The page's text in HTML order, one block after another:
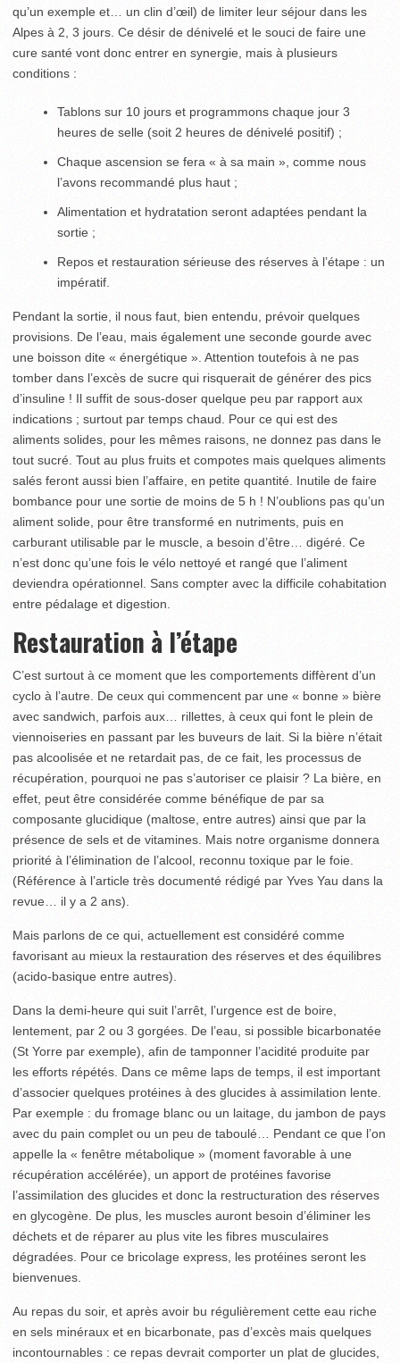
qu’un exemple et… un clin d’œil) de limiter leur séjour dans les
Alpes à 2, 3 jours. Ce désir de dénivelé et le souci de faire une
cure santé vont donc entrer en synergie, mais à plusieurs
conditions :
Tablons sur 10 jours et programmons chaque jour 3
heures de selle (soit 2 heures de dénivelé positif) ;
Chaque ascension se fera « à sa main », comme nous
l’avons recommandé plus haut ;
Alimentation et hydratation seront adaptées pendant la
sortie ;
Repos et restauration sérieuse des réserves à l’étape : un
impératif.
Pendant la sortie, il nous faut, bien entendu, prévoir quelques
provisions. De l’eau, mais également une seconde gourde avec
une boisson dite « énergétique ». Attention toutefois à ne pas
tomber dans l’excès de sucre qui risquerait de générer des pics
d’insuline ! Il suffit de sous-doser quelque peu par rapport aux
indications ; surtout par temps chaud. Pour ce qui est des
aliments solides, pour les mêmes raisons, ne donnez pas dans le
tout sucré. Tout au plus fruits et compotes mais quelques aliments
salés feront aussi bien l’affaire, en petite quantité. Inutile de faire
bombance pour une sortie de moins de 5 h ! N’oublions pas qu’un
aliment solide, pour être transformé en nutriments, puis en
carburant utilisable par le muscle, a besoin d’être… digéré. Ce
n’est donc qu’une fois le vélo nettoyé et rangé que l’aliment
deviendra opérationnel. Sans compter avec la difficile cohabitation
entre pédalage et digestion.
Restauration à l’étape
C’est surtout à ce moment que les comportements diffèrent d’un
cyclo à l’autre. De ceux qui commencent par une « bonne » bière
avec sandwich, parfois aux… rillettes, à ceux qui font le plein de
viennoiseries en passant par les buveurs de lait. Si la bière n’était
pas alcoolisée et ne retardait pas, de ce fait, les processus de
récupération, pourquoi ne pas s’autoriser ce plaisir ? La bière, en
effet, peut être considérée comme bénéfique de par sa
composante glucidique (maltose, entre autres) ainsi que par la
présence de sels et de vitamines. Mais notre organisme donnera
priorité à l’élimination de l’alcool, reconnu toxique par le foie.
(Référence à l’article très documenté rédigé par Yves Yau dans la
revue… il y a 2 ans).
Mais parlons de ce qui, actuellement est considéré comme
favorisant au mieux la restauration des réserves et des équilibres
(acido-basique entre autres).
Dans la demi-heure qui suit l’arrêt, l’urgence est de boire,
lentement, par 2 ou 3 gorgées. De l’eau, si possible bicarbonatée
(St Yorre par exemple), afin de tamponner l’acidité produite par
les efforts répétés. Dans ce même laps de temps, il est important
d’associer quelques protéines à des glucides à assimilation lente.
Par exemple : du fromage blanc ou un laitage, du jambon de pays
avec du pain complet ou un peu de taboulé… Pendant ce que l’on
appelle la « fenêtre métabolique » (moment favorable à une
récupération accélérée), un apport de protéines favorise
l’assimilation des glucides et donc la restructuration des réserves
en glycogène. De plus, les muscles auront besoin d’éliminer les
déchets et de réparer au plus vite les fibres musculaires
dégradées. Pour ce bricolage express, les protéines seront les
bienvenues.
Au repas du soir, et après avoir bu régulièrement cette eau riche
en sels minéraux et en bicarbonate, pas d’excès mais quelques
incontournables : ce repas devrait comporter un plat de glucides,